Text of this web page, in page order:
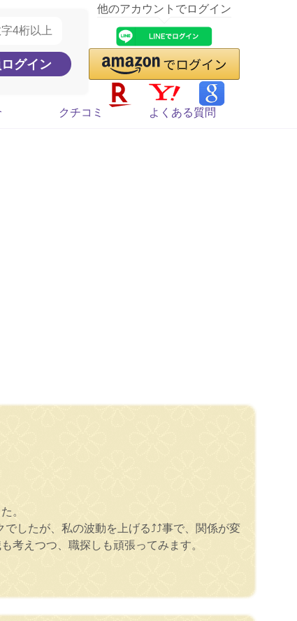
他のアカウントでログイン
クチコミ よくある質問
。
したが、私の波動を上げる⤴️⤴️事で、関係が変
考えつつ、職探しも頑張ってみます。